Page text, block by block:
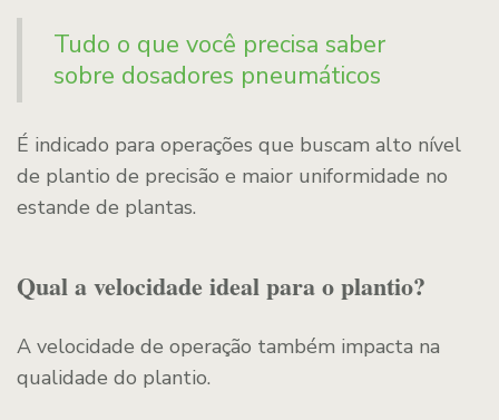
Tudo o que você precisa saber
sobre dosadores pneumáticos
É indicado para operações que buscam alto nível
de plantio de precisão e maior uniformidade no
estande de plantas.
Qual a velocidade ideal para o plantio?
A velocidade de operação também impacta na
qualidade do plantio.